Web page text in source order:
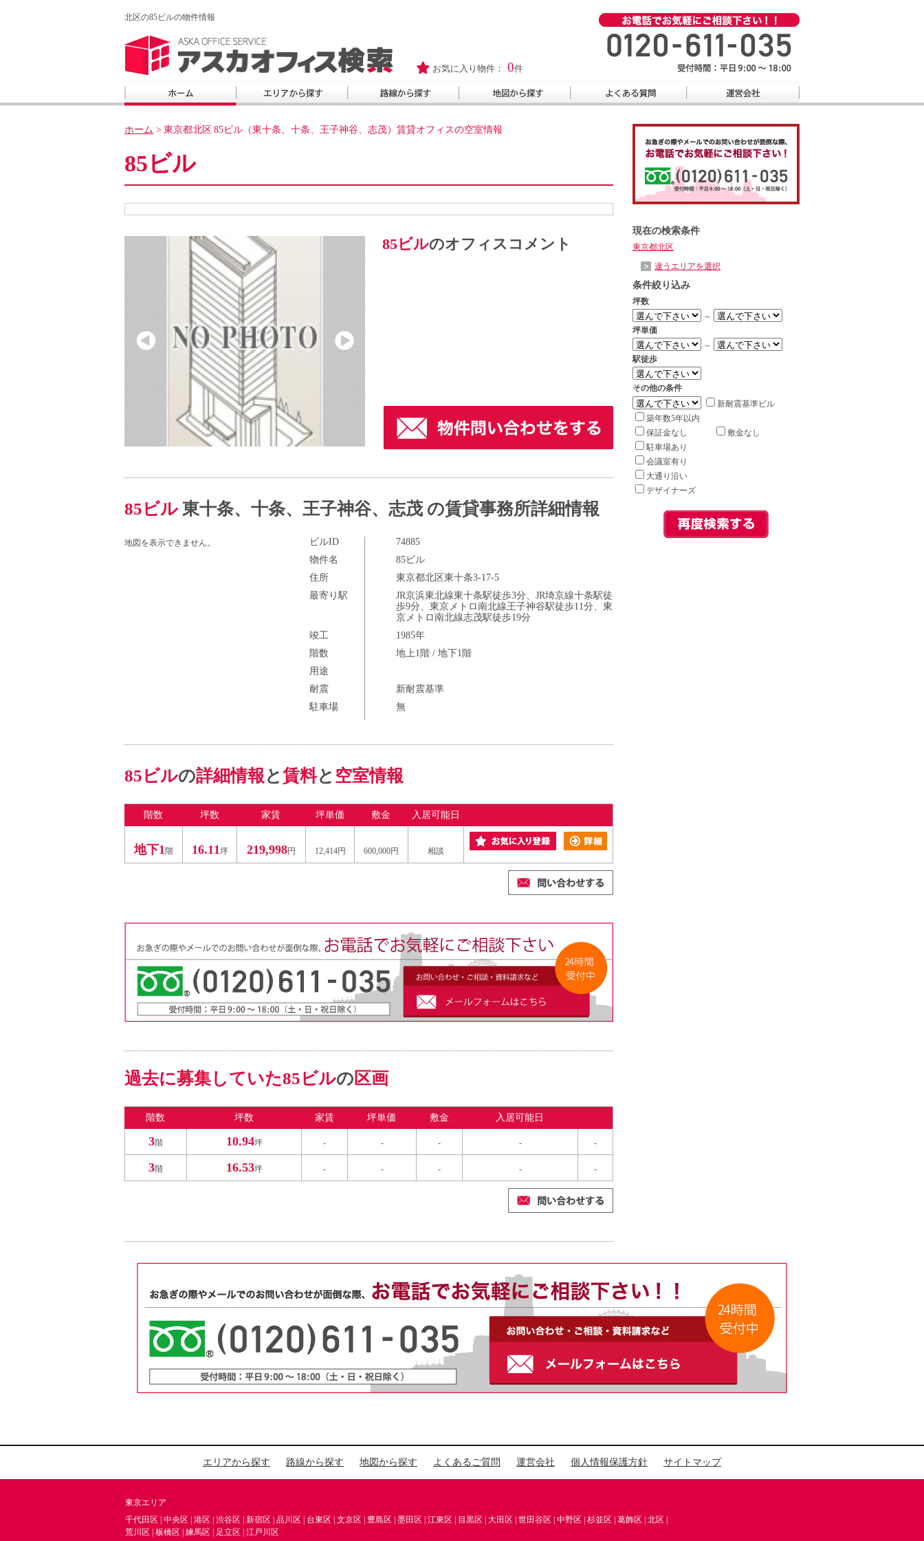
北区の85ビルの物件情報
お気に入り物件： 0件
ホーム > 東京都北区 85ビル（東十条、十条、王子神谷、志茂）賃貸オフィスの空室情報
85ビル
85ビルのオフィスコメント
85ビル 東十条、十条、王子神谷、志茂 の賃貸事務所詳細情報
地図を表示できません。 ビルID
74885
物件名
85ビル
住所
東京都北区東十条3-17-5
最寄り駅
JR京浜東北線東十条駅徒歩3分、JR埼京線十条駅徒
歩9分、東京メトロ南北線王子神谷駅徒歩11分、東
京メトロ南北線志茂駅徒歩19分
竣工
1985年
階数
地上1階 / 地下1階
用途
耐震
新耐震基準
駐車場
無
85ビルの詳細情報 と賃料と 空室情報
階数 坪数 家賃 坪単価 敷金 入居可能日
地下1階 16.11坪 219,998円 12,414円 600,000円 相談
過去に募集していた85ビルの区画
階数 坪数 家賃 坪単価 敷金 入居可能日
3階 10.94坪 - - - - -
3階 16.53坪 - - - - -
現在の検索条件
東京都北区
違うエリアを選択
条件絞り込み
坪数
～
坪単価
～
駅徒歩
その他の条件
新耐震基準ビル
築年数5年以内
保証金なし
敷金なし
駐車場あり
会議室有り
大通り沿い
デザイナーズ
エリアから探す 路線から探す 地図から探す よくあるご質問 運営会社 個人情報保護方針 サイトマップ
東京エリア
千代田区
中央区 港区 渋谷区 新宿区 品川区 台東区 文京区 豊島区 墨田区 江東区 目黒区 大田区 世田谷区 中野区 杉並区 葛飾区 北区
荒川区
板橋区 練馬区 足立区 江戸川区